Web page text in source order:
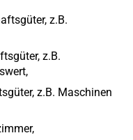
z.B.
z.B.
z.B. Maschinen